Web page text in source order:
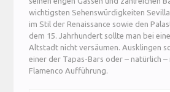
wichtigsten Sehenswürdigkeiten
im Stil der Renaissance sowie den
dem 15. Jahrhundert sollte man bei
Altstadt nicht versäumen. Ausklingen
einer der Tapas-Bars oder – natürlich –
Flamenco Aufführung.